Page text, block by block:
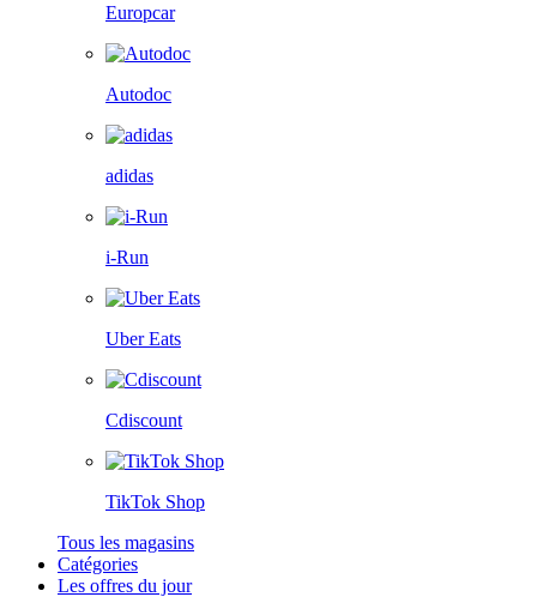
Europcar
Autodoc
adidas
i-Run
Uber Eats
Cdiscount
TikTok Shop
Tous les magasins
Catégories
Les offres du jour